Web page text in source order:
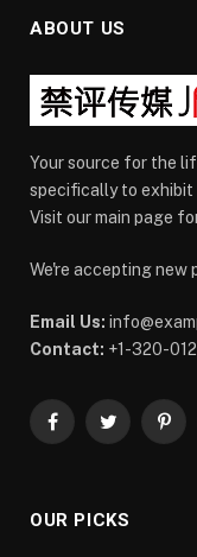
ABOUT US
Your source for the
specifically to exhibit
Visit our main page
We're accepting new
Email Us:
Contact: +1-320-
FacebookTwitter
OUR PICKS